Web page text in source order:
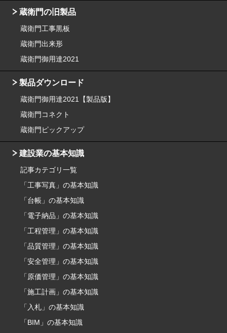
蔵衛門の旧製品
蔵衛門工事黒板
蔵衛門出来形
蔵衛門御用達2021
製品ダウンロード
蔵衛門御用達2021【製品版】
蔵衛門コネクト
蔵衛門ピックアップ
建設業の基本知識
記事カテゴリ一覧
「工事写真」の基本知識
「台帳」の基本知識
「電子納品」の基本知識
「工程管理」の基本知識
「品質管理」の基本知識
「安全管理」の基本知識
「原価管理」の基本知識
「施工計画」の基本知識
「入札」の基本知識
「BIM」の基本知識